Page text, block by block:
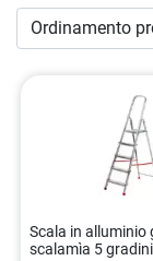
Molte delle
con funzioni di
versatilità con
per affrontare i
Scala in alluminio
scalamìa 5 gradini